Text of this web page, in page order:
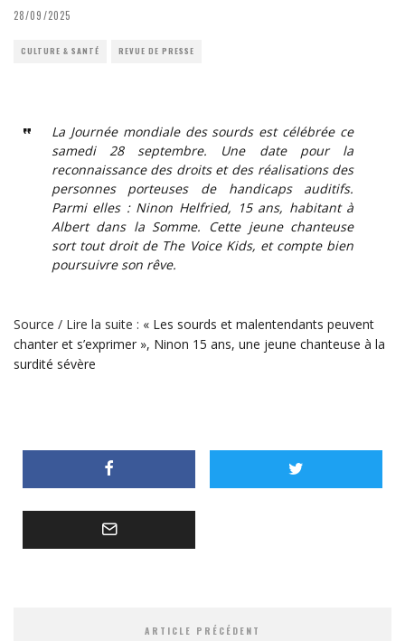
28/09/2025
CULTURE & SANTÉ REVUE DE PRESSE
La Journée mondiale des sourds est célébrée ce
samedi 28 septembre. Une date pour la
reconnaissance des droits et des réalisations des
personnes porteuses de handicaps auditifs.
Parmi elles : Ninon Helfried, 15 ans, habitant à
Albert dans la Somme. Cette jeune chanteuse
sort tout droit de The Voice Kids, et compte bien
poursuivre son rêve.
Source / Lire la suite : « Les sourds et malentendants peuvent
chanter et s’exprimer », Ninon 15 ans, une jeune chanteuse à la
surdité sévère
ARTICLE PRÉCÉDENT